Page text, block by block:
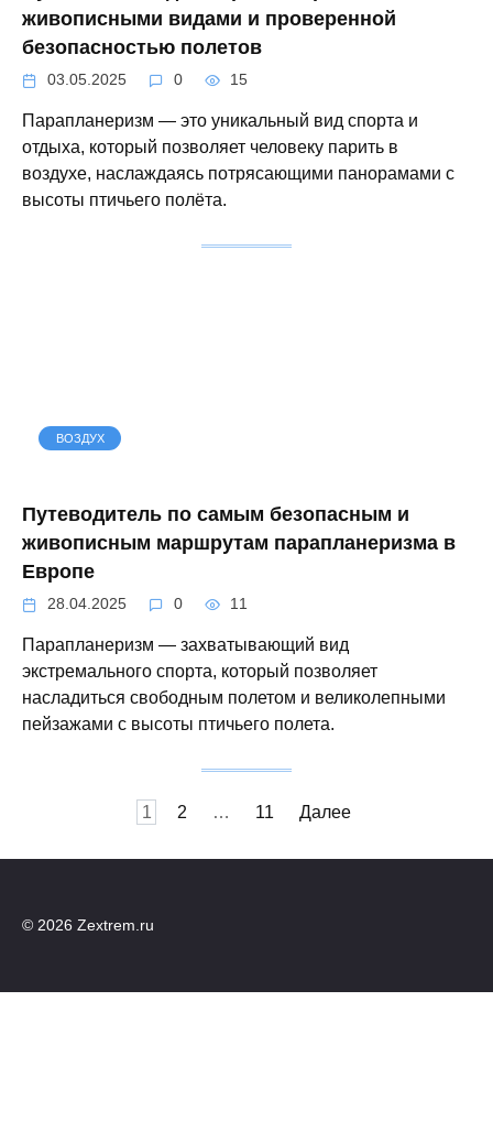
живописными видами и проверенной
безопасностью полетов
03.05.2025 0 15
Парапланеризм — это уникальный вид спорта и
отдыха, который позволяет человеку парить в
воздухе, наслаждаясь потрясающими панорамами с
высоты птичьего полёта.
ВОЗДУХ
Путеводитель по самым безопасным и
живописным маршрутам парапланеризма в
Европе
28.04.2025 0 11
Парапланеризм — захватывающий вид
экстремального спорта, который позволяет
насладиться свободным полетом и великолепными
пейзажами с высоты птичьего полета.
1 2 … 11 Далее
© 2026 Zextrem.ru